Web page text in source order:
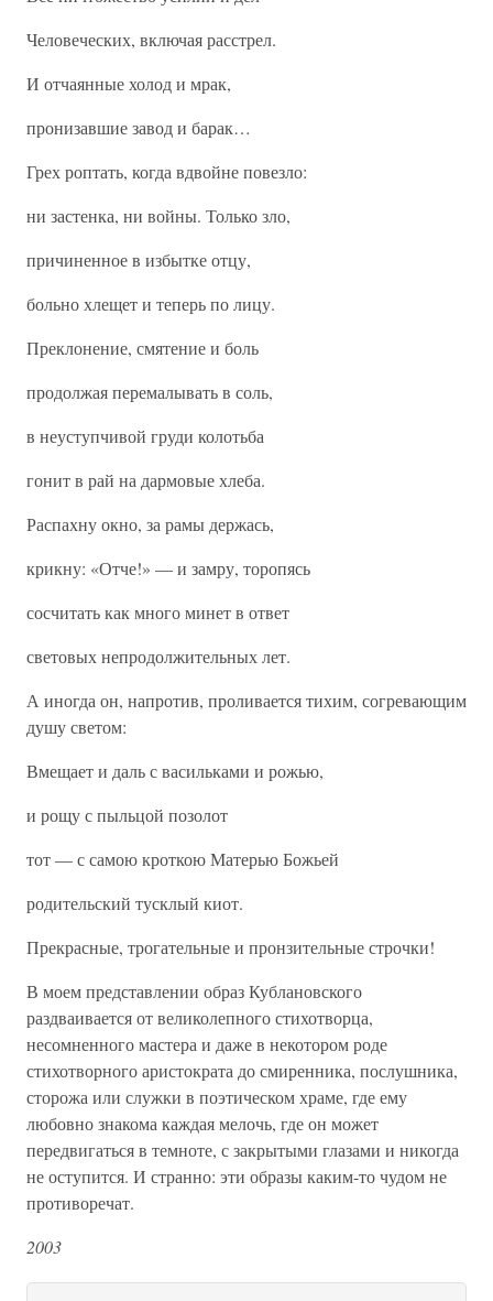
Человеческих, включая расстрел.
И отчаянные холод и мрак,
пронизавшие завод и барак…
Грех роптать, когда вдвойне повезло:
ни застенка, ни войны. Только зло,
причиненное в избытке отцу,
больно хлещет и теперь по лицу.
Преклонение, смятение и боль
продолжая перемалывать в соль,
в неуступчивой груди колотьба
гонит в рай на дармовые хлеба.
Распахну окно, за рамы держась,
крикну: «Отче!» — и замру, торопясь
сосчитать как много минет в ответ
световых непродолжительных лет.
А иногда он, напротив, проливается тихим, согревающим
душу светом:
Вмещает и даль с васильками и рожью,
и рощу с пыльцой позолот
тот — с самою кроткою Матерью Божьей
родительский тусклый киот.
Прекрасные, трогательные и пронзительные строчки!
В моем представлении образ Кублановского
раздваивается от великолепного стихотворца,
несомненного мастера и даже в некотором роде
стихотворного аристократа до смиренника, послушника,
сторожа или служки в поэтическом храме, где ему
любовно знакома каждая мелочь, где он может
передвигаться в темноте, с закрытыми глазами и никогда
не оступится. И странно: эти образы каким-то чудом не
противоречат.
2003